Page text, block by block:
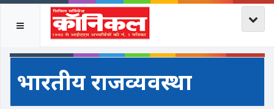
भारतीय राजव्यवस्था